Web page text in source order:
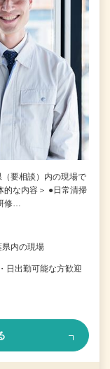
要相談）内の現場で
的な内容＞ ●日常清掃
修…
内の現場
日出勤可能な方歓迎